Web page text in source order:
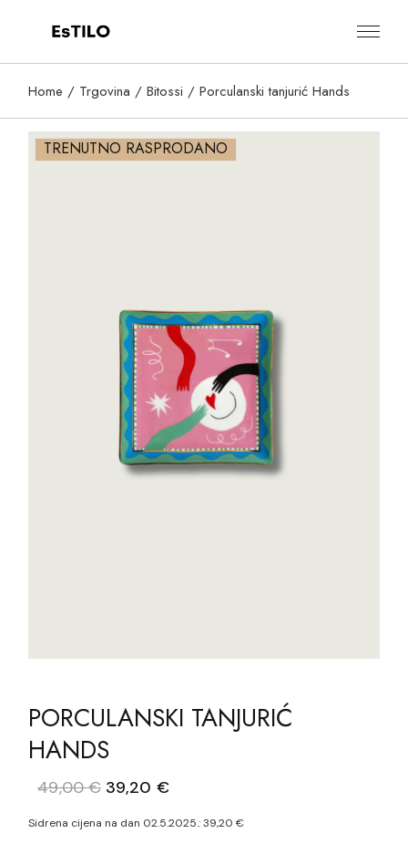
Home Trgovina Bitossi Porculanski tanjurić Hands
TRENUTNO RASPRODANO
PORCULANSKI TANJURIĆ
HANDS
49,00€ Izvorna
cijena
bila
je:
39,20 €Trenutna
cijena
je:
39,20 €.
Sidrena cijena na dan 02.5.2025.:39,20€